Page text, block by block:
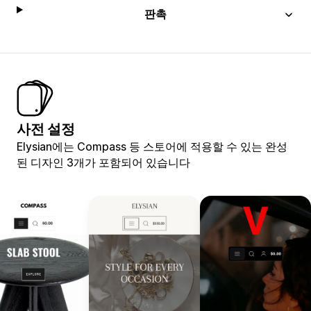
판촉
사전 설정
Elysian에는 Compass 등 스토어에 적용할 수 있는 완성
된 디자인 3개가 포함되어 있습니다